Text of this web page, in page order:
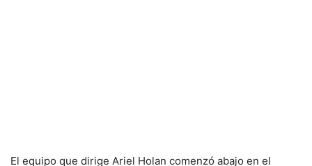
El equipo que dirige Ariel Holan comenzó abajo en el